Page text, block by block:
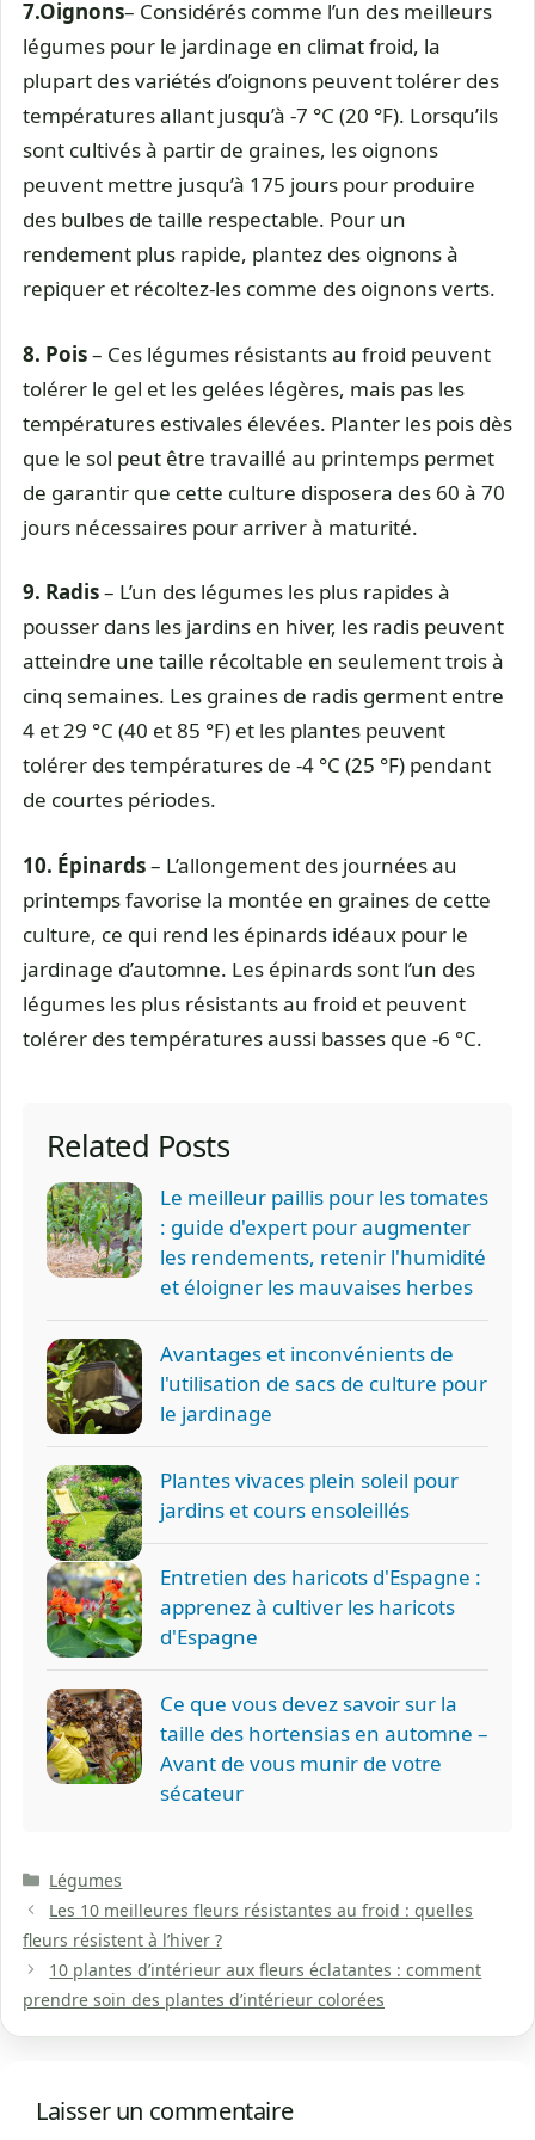
7.Oignons– Considérés comme l’un des meilleurs
légumes pour le jardinage en climat froid, la
plupart des variétés d’oignons peuvent tolérer des
températures allant jusqu’à -7 °C (20 °F). Lorsqu’ils
sont cultivés à partir de graines, les oignons
peuvent mettre jusqu’à 175 jours pour produire
des bulbes de taille respectable. Pour un
rendement plus rapide, plantez des oignons à
repiquer et récoltez-les comme des oignons verts.
8. Pois– Ces légumes résistants au froid peuvent
tolérer le gel et les gelées légères, mais pas les
températures estivales élevées. Planter les pois dès
que le sol peut être travaillé au printemps permet
de garantir que cette culture disposera des 60 à 70
jours nécessaires pour arriver à maturité.
9. Radis– L’un des légumes les plus rapides à
pousser dans les jardins en hiver, les radis peuvent
atteindre une taille récoltable en seulement trois à
cinq semaines. Les graines de radis germent entre
4 et 29 °C (40 et 85 °F) et les plantes peuvent
tolérer des températures de -4 °C (25 °F) pendant
de courtes périodes.
10. Épinards– L’allongement des journées au
printemps favorise la montée en graines de cette
culture, ce qui rend les épinards idéaux pour le
jardinage d’automne. Les épinards sont l’un des
légumes les plus résistants au froid et peuvent
tolérer des températures aussi basses que -6 °C.
Related Posts
Le meilleur paillis pour les tomates
: guide d'expert pour augmenter
les rendements, retenir l'humidité
et éloigner les mauvaises herbes
Avantages et inconvénients de
l'utilisation de sacs de culture pour
le jardinage
Plantes vivaces plein soleil pour
jardins et cours ensoleillés
Entretien des haricots d'Espagne :
apprenez à cultiver les haricots
d'Espagne
Ce que vous devez savoir sur la
taille des hortensias en automne –
Avant de vous munir de votre
sécateur
Catégories
Légumes
Les 10 meilleures fleurs résistantes au froid : quelles
fleurs résistent à l’hiver ?
10 plantes d’intérieur aux fleurs éclatantes : comment
prendre soin des plantes d’intérieur colorées
Laisser un commentaire